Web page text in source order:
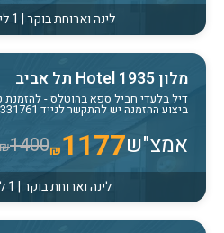
לינה וארוחת בוקר | 1 לילות | אוקטובר
מלון Hotel 1935 תל אביב
דיל בלעדי חביל ספא בהוטלס- להזמנת
ביצוע ההזמנה יש להתקשר לנייד 054-3331761
אמצ"ש ₪1177
₪1400
לינה וארוחת בוקר | 1 לילות | נובמבר